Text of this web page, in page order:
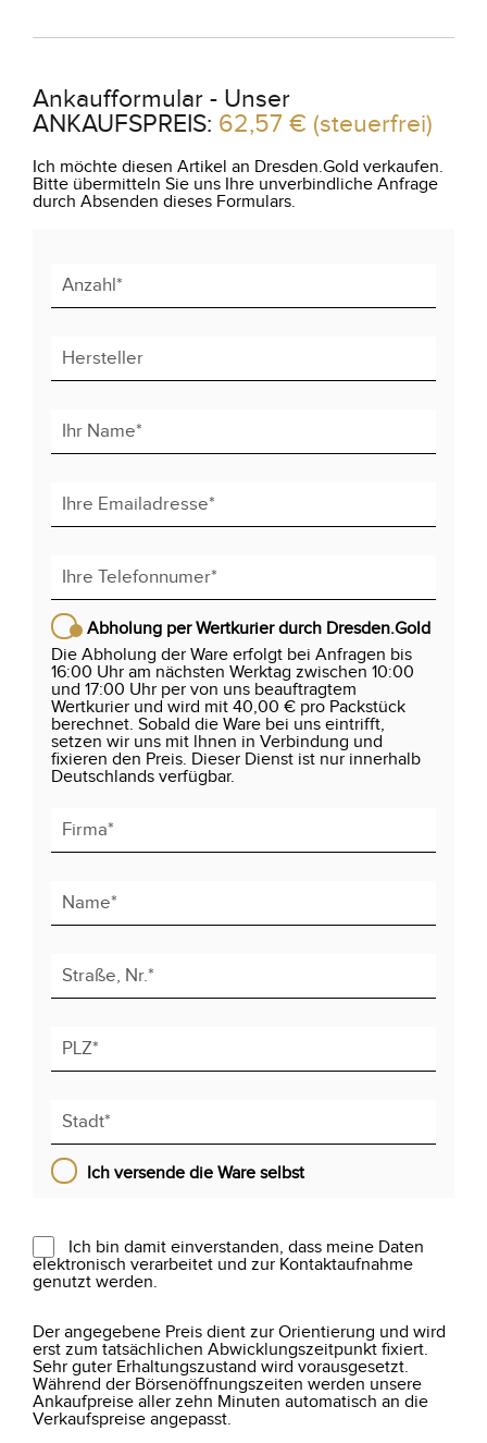
Ankaufformular - Unser
ANKAUFSPREIS: 62,57 € (steuerfrei)
Ich möchte diesen Artikel an Dresden.Gold verkaufen.
Bitte übermitteln Sie uns Ihre unverbindliche Anfrage
durch Absenden dieses Formulars.
Abholung per Wertkurier durch Dresden.Gold
Die Abholung der Ware erfolgt bei Anfragen bis
16:00 Uhr am nächsten Werktag zwischen 10:00
und 17:00 Uhr per von uns beauftragtem
Wertkurier und wird mit 40,00 € pro Packstück
berechnet. Sobald die Ware bei uns eintrifft,
setzen wir uns mit lhnen in Verbindung und
fixieren den Preis. Dieser Dienst ist nur innerhalb
Deutschlands verfügbar.
Ich versende die Ware selbst
Ich bin damit einverstanden, dass meine Daten
elektronisch verarbeitet und zur Kontaktaufnahme
genutzt werden.
Der angegebene Preis dient zur Orientierung und wird
erst zum tatsächlichen Abwicklungszeitpunkt fixiert.
Sehr guter Erhaltungszustand wird vorausgesetzt.
Während der Börsenöffnungszeiten werden unsere
Ankaufpreise aller zehn Minuten automatisch an die
Verkaufspreise angepasst.